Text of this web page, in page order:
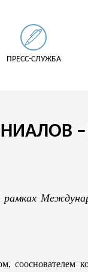
ПРЕСС-СЛУЖБА
–
сооснователем